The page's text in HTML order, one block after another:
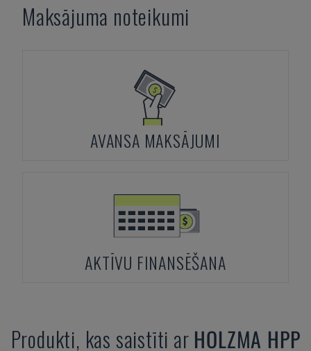
Maksājuma noteikumi
AVANSA MAKSĀJUMI
AKTĪVU FINANSĒŠANA
Produkti, kas saistīti ar HOLZMA HPP